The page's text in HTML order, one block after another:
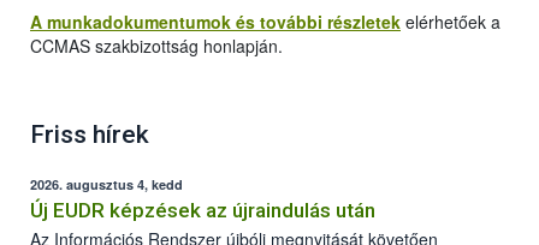
A munkadokumentumok és további részletek elérhetőek a
CCMAS szakbizottság honlapján.
Friss hírek
2026. augusztus 4, kedd
Új EUDR képzések az újraindulás után
Az Információs Rendszer újbóli megnyitását követően